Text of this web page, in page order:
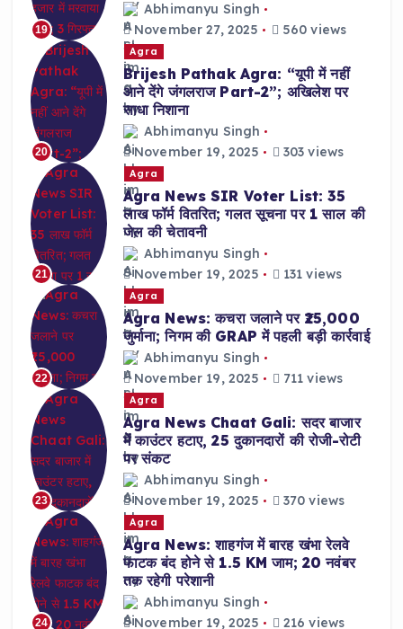
19
Abhimanyu Singh
November 27, 2025
560 views
20
Agra
Brijesh Pathak Agra: “यूपी में नहीं
आने देंगे जंगलराज Part-2”; अखिलेश पर
साधा निशाना
Abhimanyu Singh
November 19, 2025
303 views
21
Agra
Agra News SIR Voter List: 35
लाख फॉर्म वितरित; गलत सूचना पर 1 साल की
जेल की चेतावनी
Abhimanyu Singh
November 19, 2025
131 views
22
Agra
Agra News: कचरा जलाने पर ₹25,000
जुर्माना; निगम की GRAP में पहली बड़ी कार्रवाई
Abhimanyu Singh
November 19, 2025
711 views
23
Agra
Agra News Chaat Gali: सदर बाजार
में काउंटर हटाए, 25 दुकानदारों की रोजी-रोटी
पर संकट
Abhimanyu Singh
November 19, 2025
370 views
24
Agra
Agra News: शाहगंज में बारह खंभा रेलवे
फाटक बंद होने से 1.5 KM जाम; 20 नवंबर
तक रहेगी परेशानी
Abhimanyu Singh
November 19, 2025
216 views